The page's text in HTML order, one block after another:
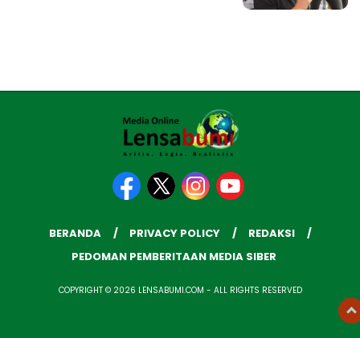
BERANDA PRIVACY POLICY
REDAKSI
PEDOMAN PEMBERITAAN MEDIA SIBER
COPYRIGHT © 2026 LENSABUMI.COM - ALL RIGHTS RESERVED